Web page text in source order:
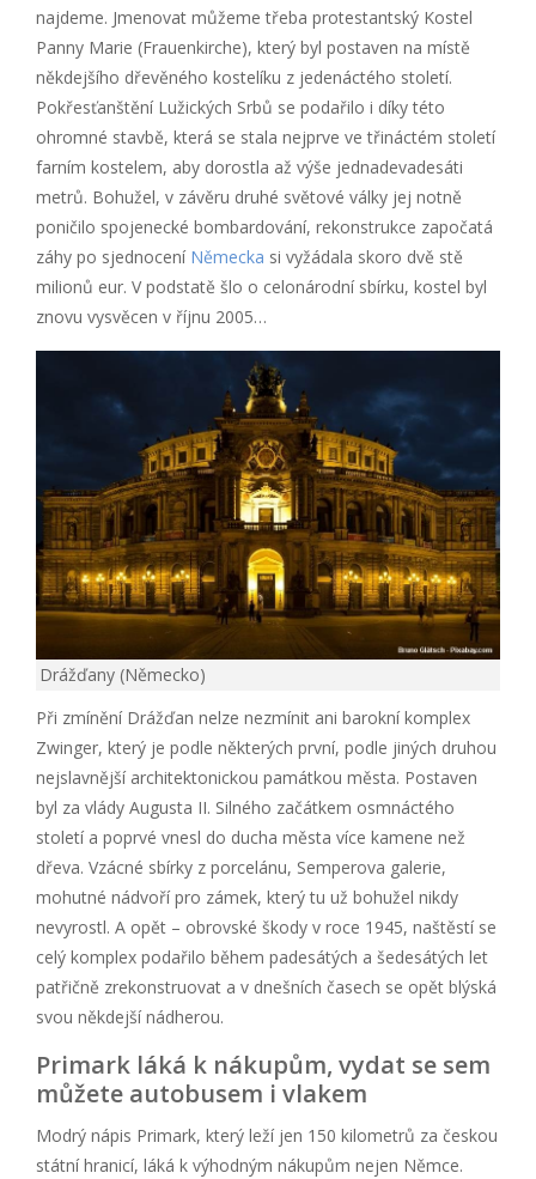
najdeme. Jmenovat můžeme třeba protestantský Kostel
Panny Marie (Frauenkirche), který byl postaven na místě
někdejšího dřevěného kostelíku z jedenáctého století.
Pokřesťanštění Lužických Srbů se podařilo i díky této
ohromné stavbě, která se stala nejprve ve třináctém století
farním kostelem, aby dorostla až výše jednadevadesáti
metrů. Bohužel, v závěru druhé světové války jej notně
poničilo spojenecké bombardování, rekonstrukce započatá
záhy po sjednocení Německa si vyžádala skoro dvě stě
milionů eur. V podstatě šlo o celonárodní sbírku, kostel byl
znovu vysvěcen v říjnu 2005…
Drážďany (Německo)
Při zmínění Drážďan nelze nezmínit ani barokní komplex
Zwinger, který je podle některých první, podle jiných druhou
nejslavnější architektonickou památkou města. Postaven
byl za vlády Augusta II. Silného začátkem osmnáctého
století a poprvé vnesl do ducha města více kamene než
dřeva. Vzácné sbírky z porcelánu, Semperova galerie,
mohutné nádvoří pro zámek, který tu už bohužel nikdy
nevyrostl. A opět – obrovské škody v roce 1945, naštěstí se
celý komplex podařilo během padesátých a šedesátých let
patřičně zrekonstruovat a v dnešních časech se opět blýská
svou někdejší nádherou.
Primark láká k nákupům, vydat se sem
můžete autobusem i vlakem
Modrý nápis Primark, který leží jen 150 kilometrů za českou
státní hranicí, láká k výhodným nákupům nejen Němce.